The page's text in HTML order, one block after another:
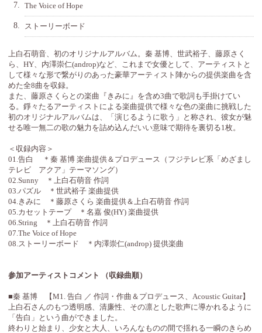
7. The Voice of Hope
8. ストーリーボード
上白石萌音、初のオリジナルアルバム。秦 基博、世武裕子、藤原さく
ら、HY、内澤崇仁(androp)など、これまで女優として、アーティストと
して様々な形で繋がりのあった豪華アーティスト陣からの提供楽曲を含
めた全8曲を収録。
また、藤原さくらとの楽曲『きみに』を含め3曲で歌詞も手掛けてい
る。錚々たるアーティストによる楽曲提供で様々な色の楽曲に挑戦した
初のオリジナルアルバムは、「演じるように歌う」と称され、彼女が魅
せる唯一無二の歌の魅力を詰め込んだいい意味で期待を裏切る1枚。
＜収録内容＞
01.告白 ＊秦 基博 楽曲提供＆プロデュース（フジテレビ系「めざまし
テレビ アクア」テーマソング）
02.Sunny ＊上白石萌音 作詞
03.パズル ＊世武裕子 楽曲提供
04.きみに ＊藤原さくら 楽曲提供＆上白石萌音 作詞
05.カセットテープ ＊名嘉 俊(HY) 楽曲提供
06.String ＊上白石萌音 作詞
07.The Voice of Hope
08.ストーリーボード ＊内澤崇仁(androp) 提供楽曲
参加アーティストコメント （収録曲順）
■秦 基博 【M1. 告白 ／ 作詞・作曲＆プロデュース、Acoustic Guitar】
上白石さんのもつ透明感、清廉性、その凛とした歌声に導かれるように
「告白」という曲ができました。
終わりと始まり、少女と大人、いろんなものの間で揺れる一瞬のきらめ